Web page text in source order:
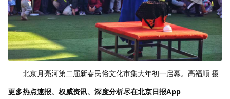
北京月亮河第二届新春民俗文化市集大年初一启幕。高福顺 摄
更多热点速报、权威资讯、深度分析尽在北京日报App